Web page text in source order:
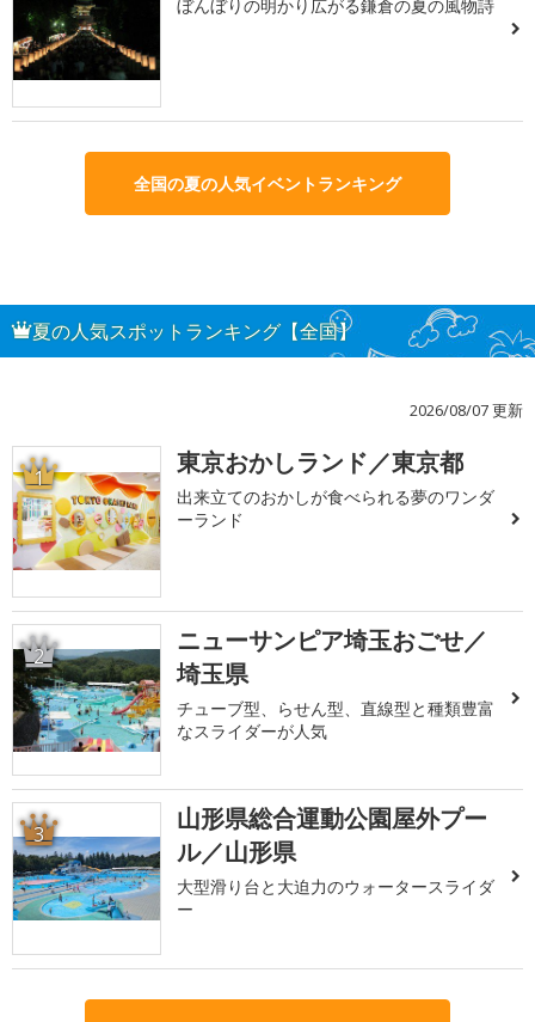
ぼんぼりの明かり広がる鎌倉の夏の風物詩
全国の夏の人気イベントランキング
夏の人気スポットランキング【全国】
2026/08/07 更新
1 東京おかしランド／東京都
出来立てのおかしが食べられる夢のワンダ
ーランド
2
ニューサンピア埼玉おごせ／
埼玉県
チューブ型、らせん型、直線型と種類豊富
なスライダーが人気
3
山形県総合運動公園屋外プー
ル／山形県
大型滑り台と大迫力のウォータースライダ
ー